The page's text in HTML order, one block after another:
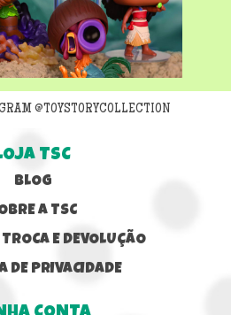
Next
@TOYSTORYCOLLECTION
TSC
BLOG
A TSC
E DEVOLUÇÃO
DE PRIVACIDADE